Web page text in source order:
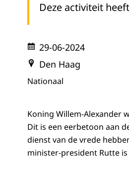
Deze activiteit
29-06-2024
Den Haag
Nationaal
Koning Willem-Alexander
Dit is een eerbetoon aan
dienst van de vrede
minister-president Rutte is